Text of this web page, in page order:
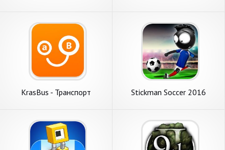
KrasBus - Транспорт
Stickman Soccer 2016